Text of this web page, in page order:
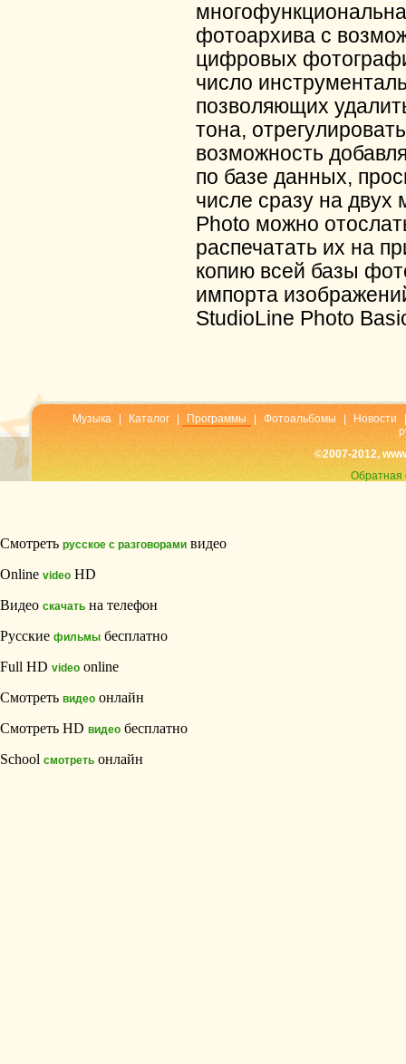
фотоархива с
цифровых
число
позволяющих
тона,
возможность
по базе данных,
числе сразу на двух
Photo можно
распечатать их на
копию всей базы
импорта
StudioLine Photo
Музыка Каталог Программы Фотоальбомы Новости
©2007-2012,
Обратная
Смотреть русское с разговорами видео
Online video HD
Видео скачать на телефон
Русские фильмы бесплатно
Full HD video online
Смотреть видео онлайн
Смотреть HD видео бесплатно
School смотреть онлайн